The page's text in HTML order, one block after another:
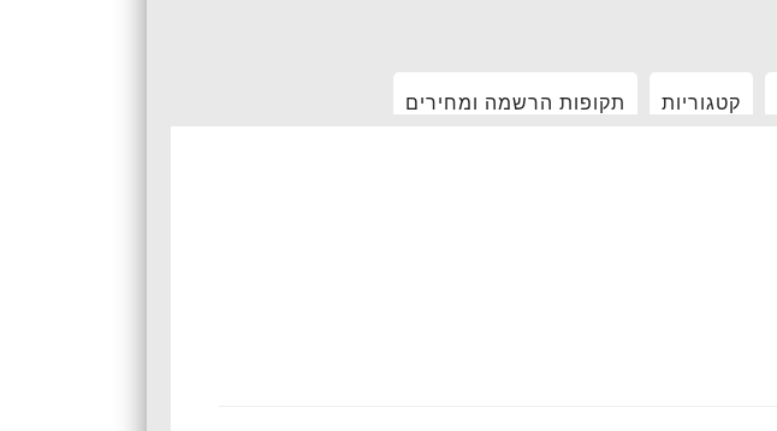
קטגוריות תקופות הרשמה ומחירים